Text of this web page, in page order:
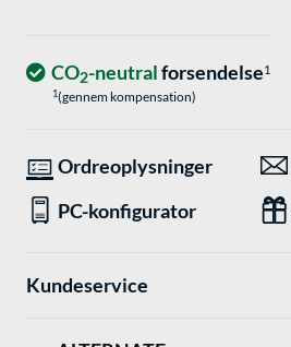
CO2-neutralforsendelse1
1(gennem kompensation)
Ordreoplysninger
PC-konfigurator
Kundeservice